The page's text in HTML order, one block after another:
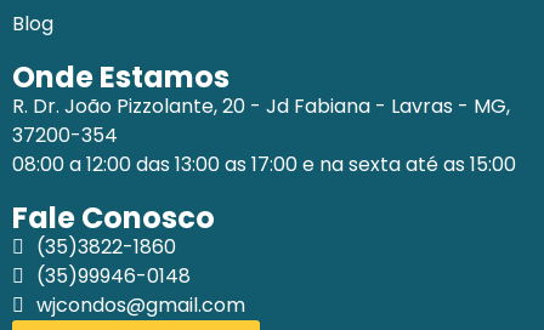
Blog
Onde Estamos
R. Dr. João Pizzolante, 20 - Jd Fabiana - Lavras - MG,
37200-354
08:00 a 12:00 das 13:00 as 17:00 e na sexta até as 15:00
Fale Conosco
(35)3822-1860
(35)99946-0148
wjcondos@gmail.com